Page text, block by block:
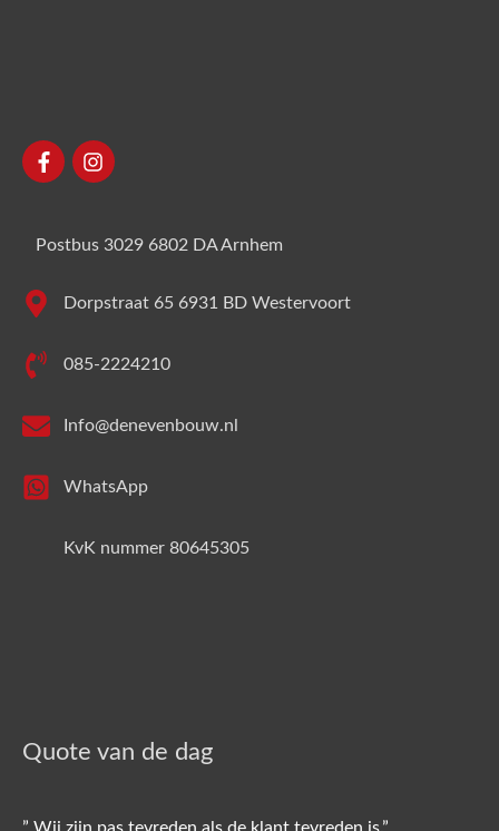
Postbus 3029 6802 DA Arnhem
Dorpstraat 65 6931 BD Westervoort
085-2224210
Info@denevenbouw.nl
WhatsApp
KvK nummer 80645305
Quote van de dag